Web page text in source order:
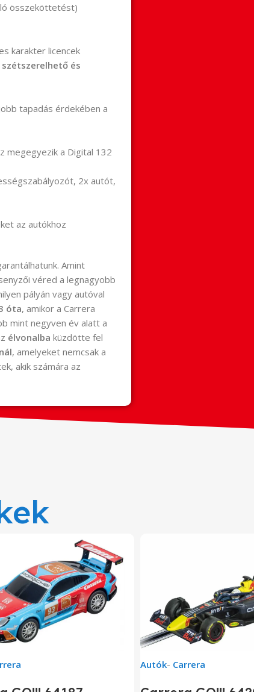
összeköttetést)
karakter licencek
szétszerelhető és
tapadás érdekében a
megegyezik a Digital 132
2x autót,
az autókhoz
Amint
véred a legnagyobb
pályán vagy autóval
óta, amikor a Carrera
mint negyven év alatt a
élvonalba küzdötte fel
, amelyeket nemcsak a
akik számára az
Autók- Carrera